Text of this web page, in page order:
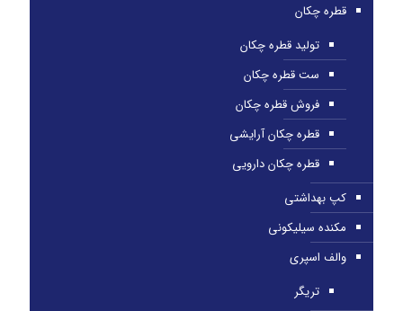
قطره چکان
تولید قطره چکان
ست قطره چکان
فروش قطره چکان
قطره چکان آرایشی
قطره چکان دارویی
کپ بهداشتی
مکنده سیلیکونی
والف اسپری
تریگر